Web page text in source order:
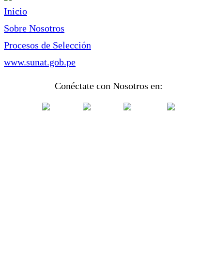
Inicio
Sobre Nosotros
Procesos de Selección
www.sunat.gob.pe
Conéctate con Nosotros en: